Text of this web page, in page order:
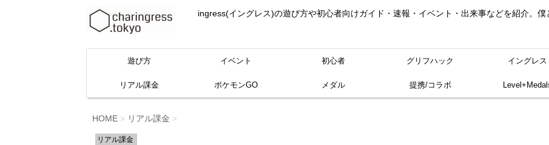
ingress(イングレス)の遊び方や初心者向けガイド・速報・イベント・出来事などを紹介。僕
遊び方 イベント 初心者 グリフハック イングレス
リアル課金 ポケモンGO メダル 提携/コラボ
HOME > リアル課金 >
リアル課金